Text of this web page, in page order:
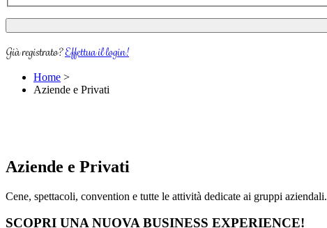
Già registrato?Effettua il login!
Home >
Aziende e Privati
Aziende e Privati
Cene, spettacoli, convention e tutte le attività dedicate ai gruppi aziendali.
SCOPRI UNA NUOVA BUSINESS EXPERIENCE!